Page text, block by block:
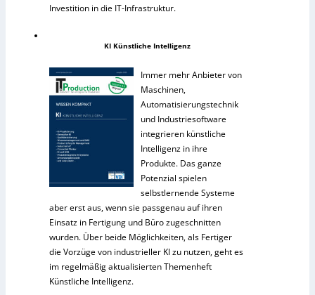
Investition in die IT-Infrastruktur.
KI Künstliche Intelligenz
Immer mehr Anbieter von
Maschinen,
Automatisierungstechnik
und Industriesoftware
integrieren künstliche
Intelligenz in ihre
Produkte. Das ganze
Potenzial spielen
selbstlernende Systeme
aber erst aus, wenn sie passgenau auf ihren
Einsatz in Fertigung und Büro zugeschnitten
wurden. Über beide Möglichkeiten, als Fertiger
die Vorzüge von industrieller KI zu nutzen, geht es
im regelmäßig aktualisierten Themenheft
Künstliche Intelligenz.